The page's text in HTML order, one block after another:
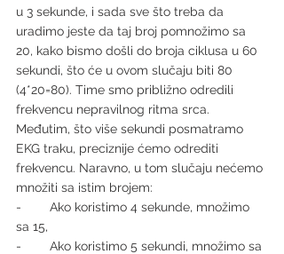
u 3 sekunde, i sada sve što treba da
uradimo jeste da taj broj pomnožimo sa
20, kako bismo došli do broja ciklusa u 60
sekundi, što će u ovom slučaju biti 80
(4*20=80). Time smo približno odredili
frekvencu nepravilnog ritma srca.
Međutim, što više sekundi posmatramo
EKG traku, preciznije ćemo odrediti
frekvencu. Naravno, u tom slučaju nećemo
množiti sa istim brojem:
-        Ako koristimo 4 sekunde, množimo
sa 15,
-        Ako koristimo 5 sekundi, množimo sa